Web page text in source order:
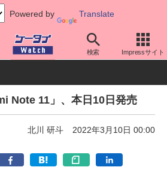
Powered by Translate
検索 Impressサイト
Android シャオミ
Note 11」、本日10日発売
北川 研斗 2022年3月10日 00:00